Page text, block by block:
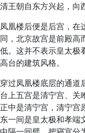
清王朝自东方兴起，向
凤凰楼后便是后宫，在
同，北京故宫是前殿高
低。这并不表示皇太极
高台的建筑风格。
穿过凤凰楼底层的通道
台上五宫是清宁宫、关
正中是清宁宫，清宁宫
东一间是皇太极和孝端